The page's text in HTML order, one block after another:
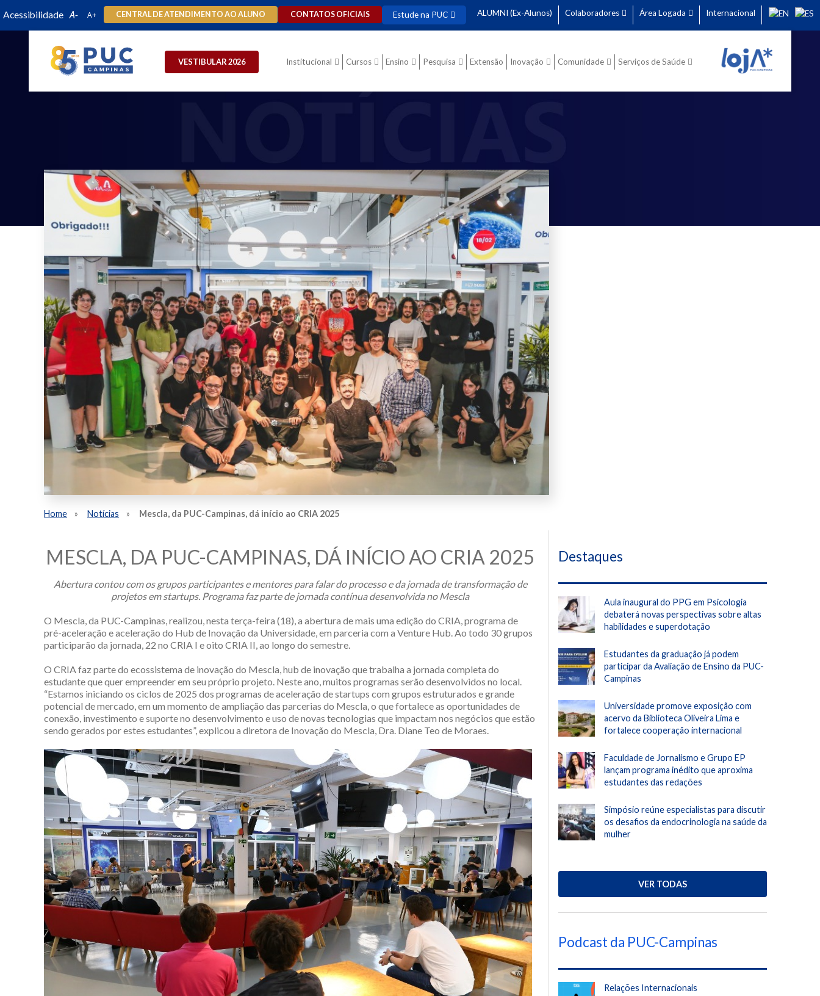
Acessibilidade CENTRAL DE ATENDIMENTO AO ALUNO CONTATOS OFICIAIS Estude na PUC ALUMNI (Ex-Alunos) Colaboradores Área Logada Internacional
VESTIBULAR 2026 Institucional Cursos Ensino Pesquisa Extensão Inovação Comunidade Serviços de Saúde
Home Notícias Mescla, da PUC-Campinas, dá início ao CRIA 2025
MESCLA, DA PUC-CAMPINAS, DÁ INÍCIO AO CRIA 2025
Abertura contou com os grupos participantes e mentores para falar do processo e da jornada de transformação de
projetos em startups. Programa faz parte de jornada contínua desenvolvida no Mescla
O Mescla, da PUC-Campinas, realizou, nesta terça-feira (18), a abertura de mais uma edição do CRIA, programa de
pré-aceleração e aceleração do Hub de Inovação da Universidade, em parceria com a Venture Hub. Ao todo 30 grupos
participarão da jornada, 22 no CRIA I e oito CRIA II, ao longo do semestre.
O CRIA faz parte do ecossistema de inovação do Mescla, hub de inovação que trabalha a jornada completa do
estudante que quer empreender em seu próprio projeto. Neste ano, muitos programas serão desenvolvidos no local.
“Estamos iniciando os ciclos de 2025 dos programas de aceleração de startups com grupos estruturados e grande
potencial de mercado, em um momento de ampliação das parcerias do Mescla, o que fortalece as oportunidades de
conexão, investimento e suporte no desenvolvimento e uso de novas tecnologias que impactam nos negócios que estão
sendo gerados por estes estudantes”, explicou a diretora de Inovação do Mescla, Dra. Diane Teo de Moraes.
Destaques
Aula inaugural do PPG em Psicologia
debaterá novas perspectivas sobre altas
habilidades e superdotação
Estudantes da graduação já podem
participar da Avaliação de Ensino da PUC-
Campinas
Universidade promove exposição com
acervo da Biblioteca Oliveira Lima e
fortalece cooperação internacional
Faculdade de Jornalismo e Grupo EP
lançam programa inédito que aproxima
estudantes das redações
Simpósio reúne especialistas para discutir
os desafios da endocrinologia na saúde da
mulher
VER TODAS
Podcast da PUC-Campinas
Relações Internacionais